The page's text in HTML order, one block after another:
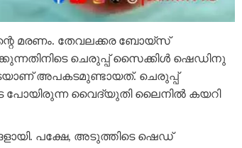
മരണം. തേവലക്കര ബോയ്‌സ്
ചെരുപ്പ് സൈക്കിള്‍ ഷെഡിനു
അപകടമുണ്ടായത്. ചെരുപ്പ്
പോയിരുന്ന വൈദ്യുതി ലൈനില്‍ കയറി
പക്ഷേ, അടുത്തിടെ ഷെഡ്